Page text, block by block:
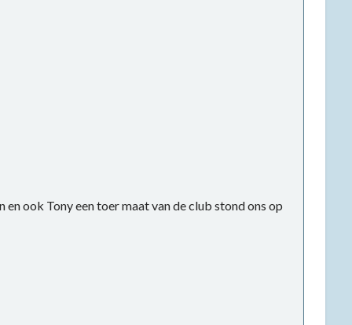
ook Tony een toer maat van de club stond ons op